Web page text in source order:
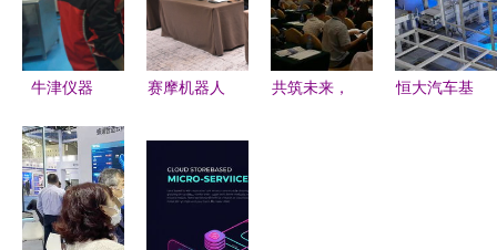
研讨会纪实
业发展与质
量提升
流
牛津仪器
谱仪亚太区
销售总监莅
临我司指导
赛摩机器人
圆满举办，
共筑未来，
恒大汽车基